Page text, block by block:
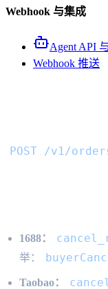
Webhook 与集成
Agent API
Webhook 推送
POST /v1/
1688：
举：
Taobao：